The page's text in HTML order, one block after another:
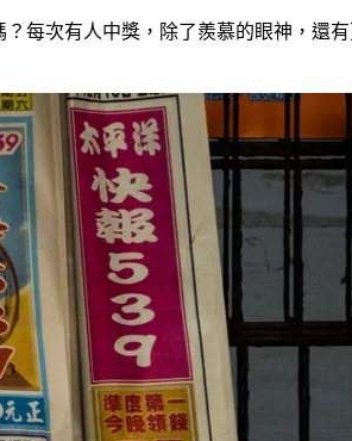
每次有人中獎，除了羨慕的眼神，還